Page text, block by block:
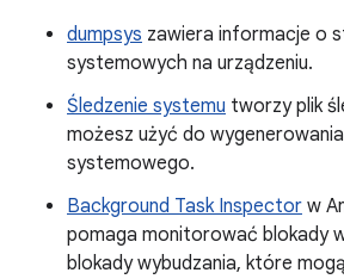
dumpsys zawiera informacje o
systemowych na urządzeniu.
Śledzenie systemu tworzy plik
możesz użyć do
systemowego.
Background Task Inspector w
pomaga monitorować blokady
blokady wybudzania, które